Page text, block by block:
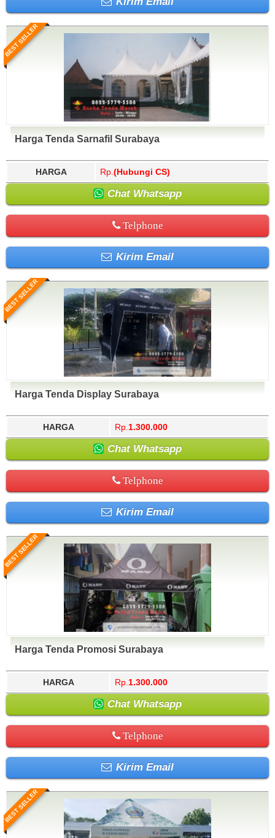
BEST SELLER
Harga Tenda Sarnafil Surabaya
HARGA Rp. (Hubungi CS)
Chat Whatsapp
Telphone
Kirim Email
BEST SELLER
Harga Tenda Display Surabaya
HARGA Rp. 1.300.000
Chat Whatsapp
Telphone
Kirim Email
BEST SELLER
Harga Tenda Promosi Surabaya
HARGA Rp. 1.300.000
Chat Whatsapp
Telphone
Kirim Email
BEST SELLER